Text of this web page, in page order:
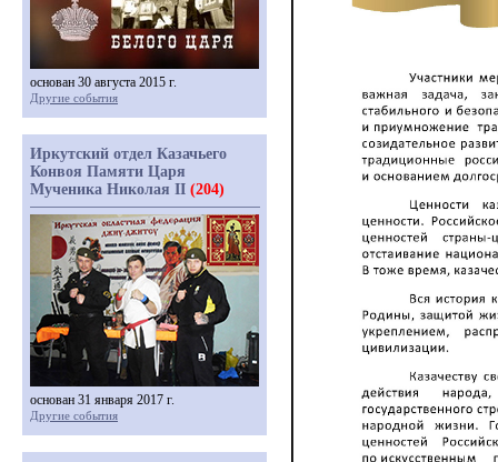
основан 30 августа 2015 г.
Другие события
Иркутский отдел Казачьего
Конвоя Памяти Царя
Мученика Николая II (204)
основан 31 января 2017 г.
Другие события